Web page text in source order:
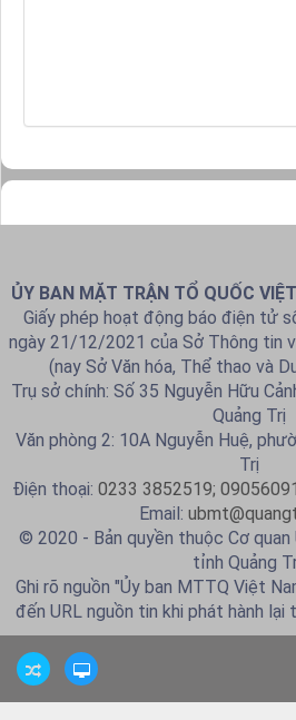
ỦY BAN MẶT TRẬN TỔ QUỐC
Giấy phép hoạt động báo điện tử
ngày 21/12/2021 của Sở Thông tin
(nay Sở Văn hóa, Thể thao và
Trụ sở chính: Số 35 Nguyễn Hữu
Quảng Trị
Văn phòng 2: 10A Nguyễn Huệ,
Trị
Điện thoại: 0233 3852519;
Email:
© 2020 - Bản quyền thuộc Cơ
tỉnh Quảng
Ghi rõ nguồn "Ủy ban MTTQ Việt
đến URL nguồn tin khi phát hành